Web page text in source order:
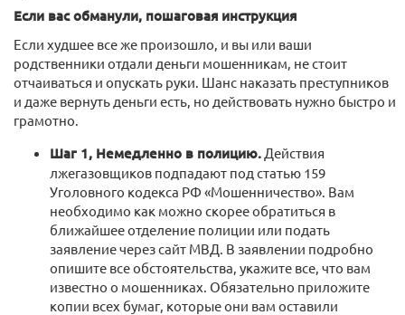
Если вас обманули, пошаговая инструкция
Если худшее все же произошло, и вы или ваши
родственники отдали деньги мошенникам, не стоит
отчаиваться и опускать руки. Шанс наказать преступников
и даже вернуть деньги есть, но действовать нужно быстро и
грамотно.
Шаг 1, Немедленно в полицию. Действия
лжегазовщиков подпадают под статью 159
Уголовного кодекса РФ «Мошенничество». Вам
необходимо как можно скорее обратиться в
ближайшее отделение полиции или подать
заявление через сайт МВД. В заявлении подробно
опишите все обстоятельства, укажите все, что вам
известно о мошенниках. Обязательно приложите
копии всех бумаг, которые они вам оставили